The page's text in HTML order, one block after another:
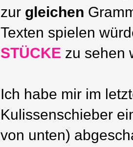
zur gleichen
Texten spielen
STÜCKE zu sehen
Ich habe mir im
Kulissenschieber
von unten)